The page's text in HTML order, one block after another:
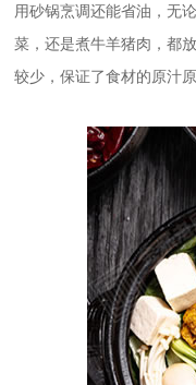
用砂锅烹调还能省油，无
菜，还是煮牛羊猪肉，都
较少，保证了食材的原汁